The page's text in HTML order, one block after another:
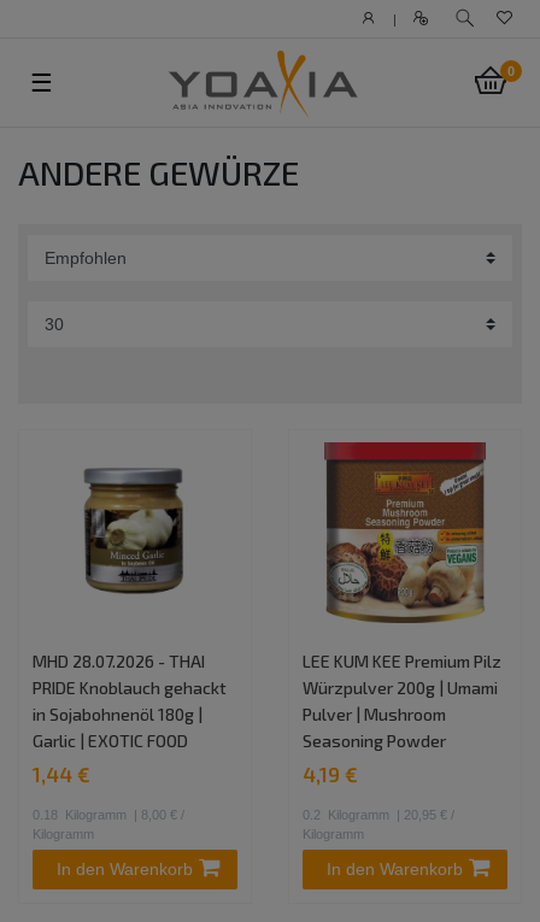
|
0
☰
ANDERE GEWÜRZE
MHD 28.07.2026 - THAI
PRIDE Knoblauch gehackt
in Sojabohnenöl 180g |
Garlic | EXOTIC FOOD
1,44 €
0.18 Kilogramm
| 8,00 € /
Kilogramm
In den Warenkorb
LEE KUM KEE Premium Pilz
Würzpulver 200g | Umami
Pulver | Mushroom
Seasoning Powder
4,19 €
0.2 Kilogramm
| 20,95 € /
Kilogramm
In den Warenkorb